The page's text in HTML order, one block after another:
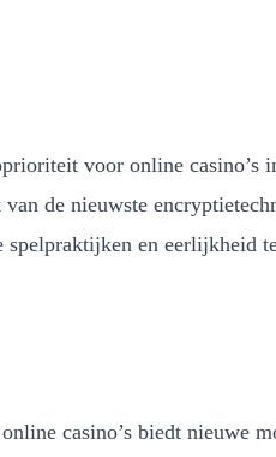
voor online casino’s
van de nieuwste
en eerlijkheid
casino’s biedt nieuwe